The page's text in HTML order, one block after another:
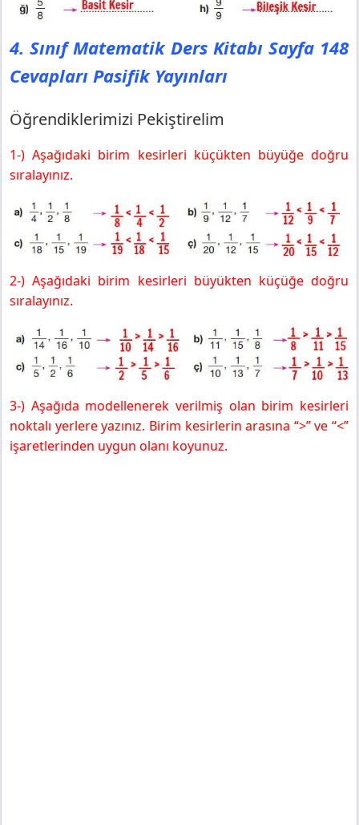
4. Sınıf Matematik Ders Kitabı Sayfa 148
Cevapları Pasifik Yayınları
Öğrendiklerimizi Pekiştirelim
1-) Aşağıdaki birim kesirleri küçükten büyüğe doğru
sıralayınız.
2-) Aşağıdaki birim kesirleri büyükten küçüğe doğru
sıralayınız.
3-) Aşağıda modellenerek verilmiş olan birim kesirleri
noktalı yerlere yazınız. Birim kesirlerin arasına “>” ve “<”
işaretlerinden uygun olanı koyunuz.